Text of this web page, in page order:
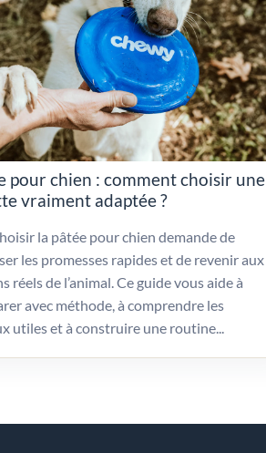
pour chien : comment choisir une
vraiment adaptée ?
la pâtée pour chien demande de
les promesses rapides et de revenir aux
réels de l’animal. Ce guide vous aide à
avec méthode, à comprendre les
utiles et à construire une routine...